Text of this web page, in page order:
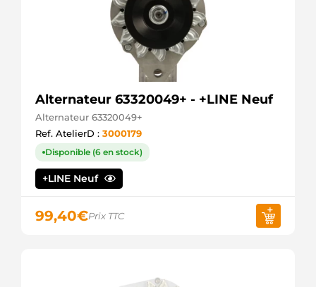
Alternateur 63320049+ - +LINE Neuf
Alternateur 63320049+
Ref. AtelierD : 3000179
Disponible (6 en stock)
+LINE Neuf
99,40€Prix TTC